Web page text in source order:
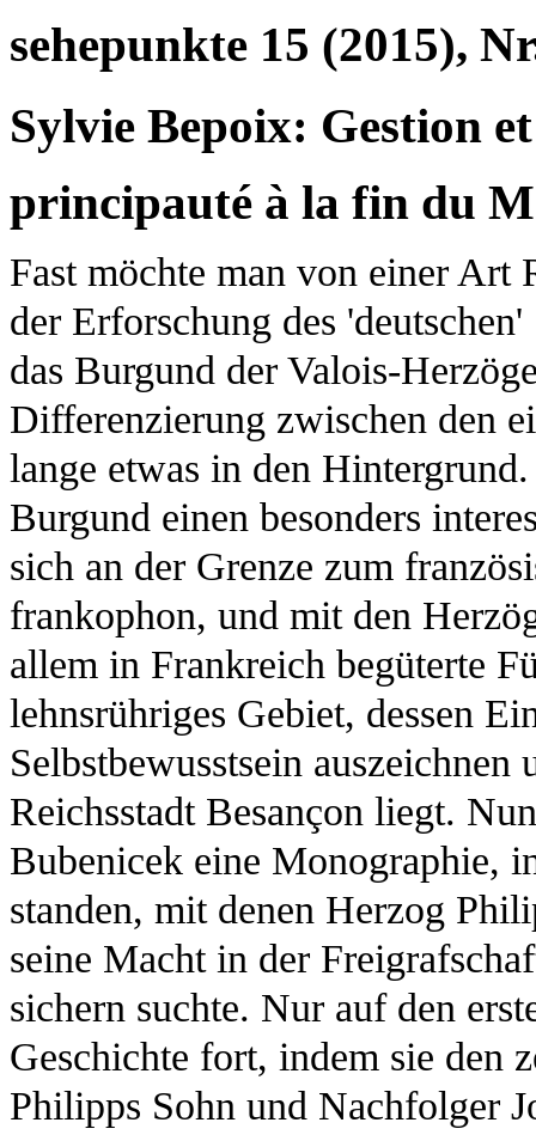
sehepunkte 15 (2015),
Sylvie Bepoix: Gestion
principauté à la fin du
Fast möchte man von einer Art
der Erforschung des
das Burgund der Valois-
Differenzierung zwischen den
lange etwas in den
Burgund einen besonders
sich an der Grenze zum
frankophon, und mit den
allem in Frankreich begüterte
lehnsrühriges Gebiet, dessen
Selbstbewusstsein
Reichsstadt Besançon liegt.
Bubenicek eine Monographie,
standen, mit denen Herzog
seine Macht in der
sichern suchte. Nur auf den
Geschichte fort, indem sie den
Philipps Sohn und Nachfolger